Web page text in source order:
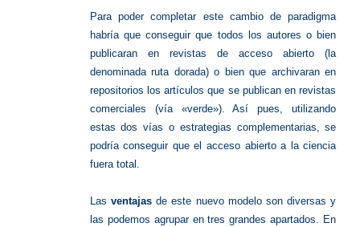
Para poder completar este cambio de paradigma
habría que conseguir que todos los autores o bien
publicaran en revistas de acceso abierto (la
denominada ruta dorada) o bien que archivaran en
repositorios los artículos que se publican en revistas
comerciales (vía «verde»). Así pues, utilizando
estas dos vías o estrategias complementarias, se
podría conseguir que el acceso abierto a la ciencia
fuera total.
Las ventajasde este nuevo modelo son diversas y
las podemos agrupar en tres grandes apartados. En